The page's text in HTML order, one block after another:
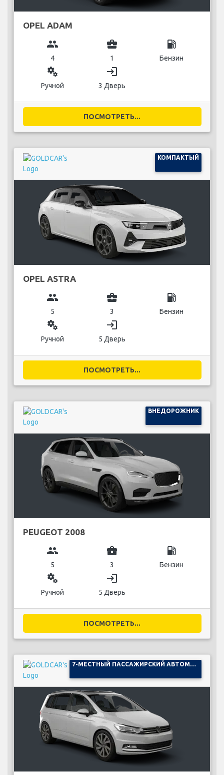
OPEL ADAM
group
4
business_center
1
local_gas_station
Бензин
miscellaneous_services
Ручной
login
3 Дверь
ПОСМОТРЕТЬ...
КОМПАКТЫЙ
OPEL ASTRA
group
5
business_center
3
local_gas_station
Бензин
miscellaneous_services
Ручной
login
5 Дверь
ПОСМОТРЕТЬ...
ВНЕДОРОЖНИК
PEUGEOT 2008
group
5
business_center
3
local_gas_station
Бензин
miscellaneous_services
Ручной
login
5 Дверь
ПОСМОТРЕТЬ...
7-МЕСТНЫЙ ПАССАЖИРСКИЙ АВТОМОБИЛЬ